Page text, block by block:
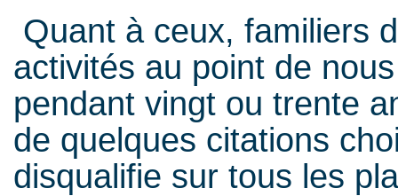
Quant à ceux, familiers
activités au point de
pendant vingt ou trente
de quelques citations
disqualifie sur tous les